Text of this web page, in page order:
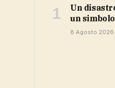
Un disastro che rappresenta
un simbolo
8 Agosto 2026